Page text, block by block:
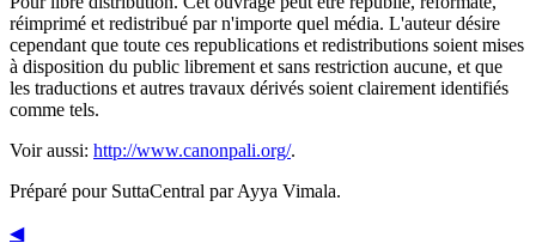
réimprimé et redistribué par n'importe quel média. L'auteur désire
cependant que toute ces republications et redistributions soient mises
à disposition du public librement et sans restriction aucune, et que
les traductions et autres travaux dérivés soient clairement identifiés
comme tels.
Voir aussi: http://www.canonpali.org/.
Préparé pour SuttaCentral parAyya Vimala.
◀